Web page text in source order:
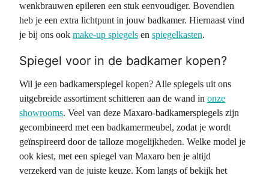
wenkbrauwen epileren een stuk eenvoudiger. Bovendien
heb je een extra lichtpunt in jouw badkamer. Hiernaast vind
je bij ons ook make-up spiegels en spiegelkasten.
Spiegel voor in de badkamer kopen?
Wil je een badkamerspiegel kopen? Alle spiegels uit ons
uitgebreide assortiment schitteren aan de wand in onze
showrooms. Veel van deze Maxaro-badkamerspiegels zijn
gecombineerd met een badkamermeubel, zodat je wordt
geïnspireerd door de talloze mogelijkheden. Welke model je
ook kiest, met een spiegel van Maxaro ben je altijd
verzekerd van de juiste keuze. Kom langs of bekijk het